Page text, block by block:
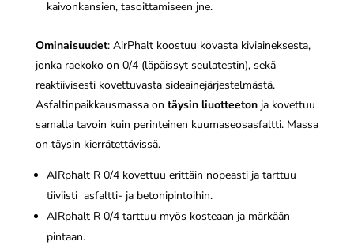
kaivonkansien, tasoittamiseen jne.
Ominaisuudet: AirPhalt koostuu kovasta kiviaineksesta,
jonka raekoko on 0/4 (läpäissyt seulatestin), sekä
reaktiivisesti kovettuvasta sideainejärjestelmästä.
Asfaltinpaikkausmassa on täysin liuotteetonja kovettuu
samalla tavoin kuin perinteinen kuumaseosasfaltti. Massa
on täysin kierrätettävissä.
AIRphalt R 0/4 kovettuu erittäin nopeasti ja tarttuu
tiiviisti asfaltti- ja betonipintoihin.
AIRphalt R 0/4 tarttuu myös kosteaan ja märkään
pintaan.